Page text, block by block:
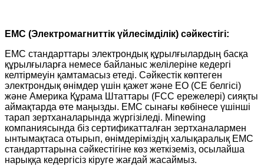
EMC (Электромагниттік үйлесімділік) сәйкестігі:
EMC стандарттары электрондық құрылғылардың басқа
құрылғыларға немесе байланыс желілеріне кедергі
келтірмеуін қамтамасыз етеді. Сәйкестік көптеген
электрондық өнімдер үшін қажет және ЕО (CE белгісі)
және Америка Құрама Штаттары (FCC ережелері) сияқты
аймақтарда өте маңызды. EMC сынағы көбінесе үшінші
тарап зертханаларында жүргізіледі. Minewing
компаниясында біз сертификатталған зертханалармен
ынтымақтаса отырып, өнімдеріміздің халықаралық EMC
стандарттарына сәйкестігіне көз жеткіземіз, осылайша
нарыққа кедергісіз кіруге жағдай жасаймыз.